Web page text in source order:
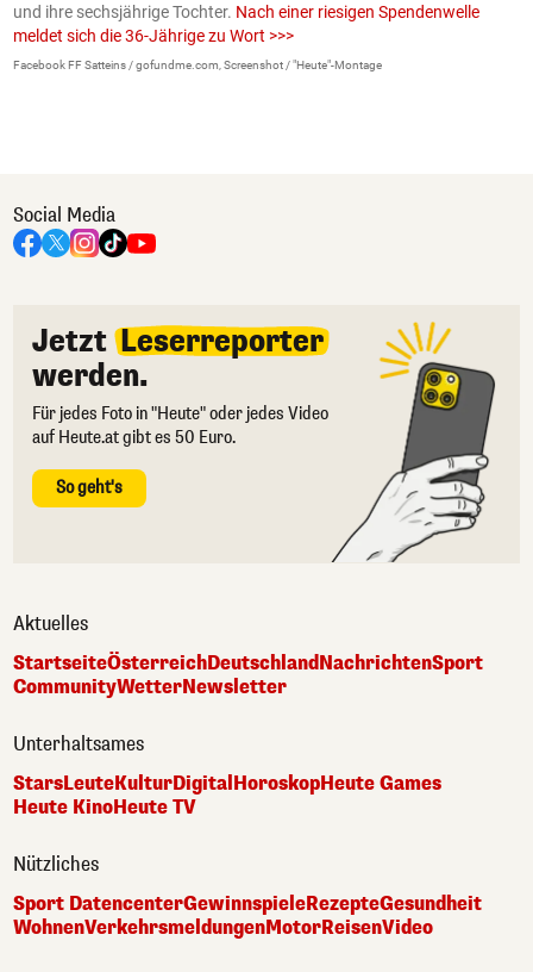
und ihre sechsjährige Tochter. Nach einer riesigen Spendenwelle
meldet sich die 36-Jährige zu Wort >>>
Facebook FF Satteins / gofundme.com, Screenshot / "Heute"-Montage
Social Media
Jetzt Leserreporter
werden.
Für jedes Foto in "Heute" oder jedes Video
auf Heute.at gibt es 50 Euro.
So geht's
Aktuelles
StartseiteÖsterreichDeutschlandNachrichtenSport
CommunityWetterNewsletter
Unterhaltsames
StarsLeuteKulturDigitalHoroskopHeute Games
Heute KinoHeute TV
Nützliches
Sport DatencenterGewinnspieleRezepteGesundheit
WohnenVerkehrsmeldungenMotorReisenVideo